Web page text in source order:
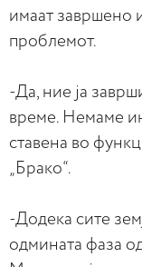
имаат завршено
проблемот.
-Да, ние ја
време. Немаме
ставена во
„Брако“.
-Додека сите
одмината фаза